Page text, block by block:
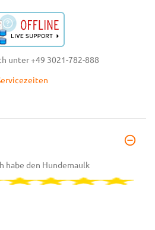
unter +49 3021-782-888
habe den Hundemaulk